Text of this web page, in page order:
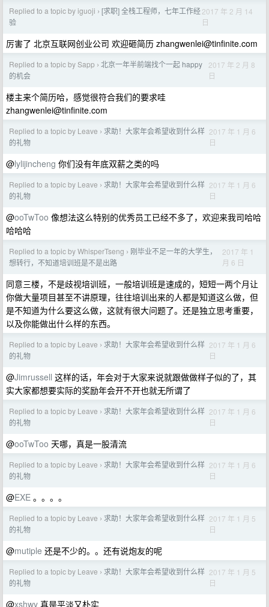
Replied to a topic by iguoji › [求职] 全栈工程师，七年工作经
验
2017 年 2 月 14
日
厉害了 北京互联网创业公司 欢迎砸简历 zhangwenlei@tinfinite.com
Replied to a topic by Sapp › 北京一年半前端找个一起 happy
的机会
2017 年 2 月 8
日
楼主来个简历哈，感觉很符合我们的要求哇
zhangwenlei@tinfinite.com
Replied to a topic by Leave › 求助！大家年会希望收到什么样
的礼物
2017 年 1 月 6
日
@lylijincheng 你们没有年底双薪之类的吗
Replied to a topic by Leave › 求助！大家年会希望收到什么样
的礼物
2017 年 1 月 6
日
@ooTwToo 像想法这么特别的优秀员工已经不多了，欢迎来我司哈哈
哈哈哈
Replied to a topic by WhisperTseng › 刚毕业不足一年的大学生，
想转行，不知道培训班是不是出路
2017 年 1
月 6 日
同意三楼，不是歧视培训班，一般培训班是速成的，短短一两个月让
你做大量项目甚至不讲原理，往往培训出来的人都是知道这么做，但
是不知道为什么要这么做，这就有很大问题了。还是独立思考重要，
以及你能做出什么样的东西。
Replied to a topic by Leave › 求助！大家年会希望收到什么样
的礼物
2017 年 1 月 6
日
@Jimrussell 这样的话，年会对于大家来说就跟做做样子似的了，其
实大家都想要实际的奖励年会开不开也就无所谓了
Replied to a topic by Leave › 求助！大家年会希望收到什么样
的礼物
2017 年 1 月 6
日
@ooTwToo 天哪，真是一股清流
Replied to a topic by Leave › 求助！大家年会希望收到什么样
的礼物
2017 年 1 月 6
日
@EXE 。。。。
Replied to a topic by Leave › 求助！大家年会希望收到什么样
的礼物
2017 年 1 月 5
日
@mutiple 还是不少的。。还有说炮友的呢
Replied to a topic by Leave › 求助！大家年会希望收到什么样
的礼物
2017 年 1 月 5
日
@xshwy 真是平淡又朴实